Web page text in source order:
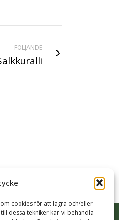
cookies för att lagra och/eller
dessa tekniker kan vi behandla
FÖLJANDE
Guidningar